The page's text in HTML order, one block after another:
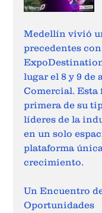
Medellín vivió
precedentes
lugar el 8 y 9 de
Comercial.
primera de su
líderes de la
en un solo
plataforma
crecimiento.
Un Encuentro
Oportunidades